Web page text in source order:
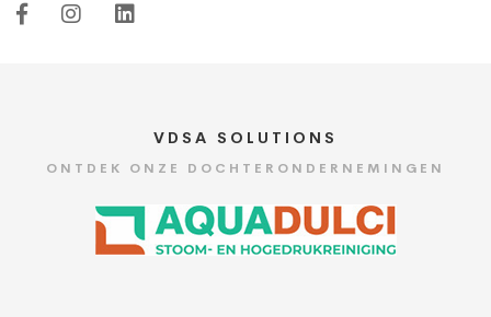
VDSA SOLUTIONS
ONTDEK ONZE DOCHTERONDERNEMINGEN